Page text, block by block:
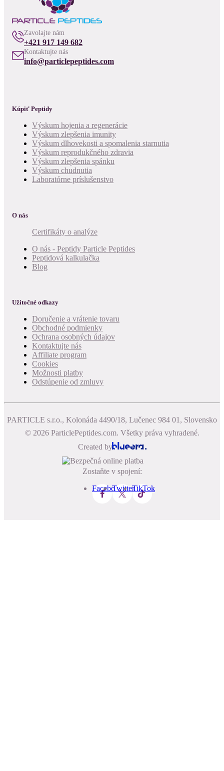
Zavolajte nám
+421 917 149 682
Kontaktujte nás
info@particlepeptides.com
Kúpiť Peptidy
Výskum hojenia a regenerácie
Výskum zlepšenia imunity
Výskum dlhovekosti a spomalenia starnutia
Výskum reprodukčného zdravia
Výskum zlepšenia spánku
Výskum chudnutia
Laboratórne príslušenstvo
O nás
Certifikáty o analýze
O nás - Peptidy Particle Peptides
Peptidová kalkulačka
Blog
Užitočné odkazy
Doručenie a vrátenie tovaru
Obchodné podmienky
Ochrana osobných údajov
Kontaktujte nás
Affiliate program
Cookies
Možnosti platby
Odstúpenie od zmluvy
PARTICLE s.r.o., Kolonáda 4490/18, Lučenec 984 01, Slovensko
© 2026 ParticlePeptides.com. Všetky práva vyhradené.
Created by
Zostaňte v spojení:
FacebookTwitterTikTok